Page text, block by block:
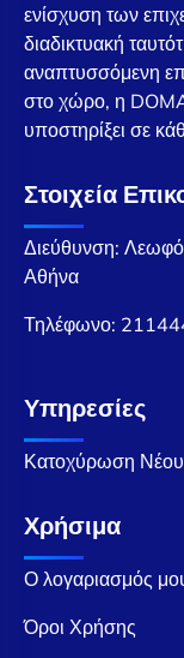
ενίσχυση των
διαδικτυακή
αναπτυσσόμενη
στο χώρο, η
υποστηρίξει σε
Στοιχεία
Διεύθυνση:
Αθήνα
Τηλέφωνο:
Υπηρεσίες
Κατοχύρωση
Χρήσιμα
Ο λογαριασμός
Όροι Χρήσης